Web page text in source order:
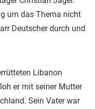
um das Thema nicht
Deutscher durch und
Libanon
er mit seiner Mutter
Sein Vater war